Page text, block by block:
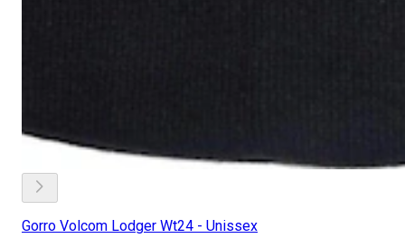
Gorro Volcom Lodger Wt24 - Unissex